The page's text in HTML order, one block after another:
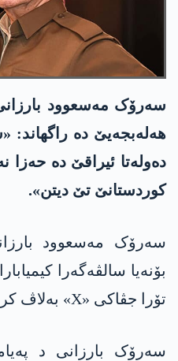
سەرۆک مەسعوود بارزانی
هەلەبجەیێ دە راگهاند:
دەولەتا ئیراقێ دە حەزا
کوردستانێ تێ دیتن».
بۆنەیا سالڤەگەرا
تۆرا جڤاکی «X» بەلاڤ کر.
سەرۆک بارزانی د